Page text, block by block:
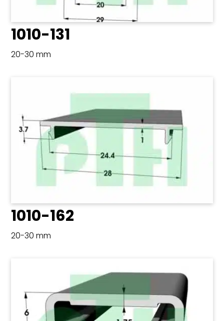
1010-131
20-30 mm
1010-162
20-30 mm